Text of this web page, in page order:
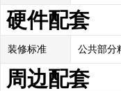
硬件配套
装修标准 公共部分
周边配套